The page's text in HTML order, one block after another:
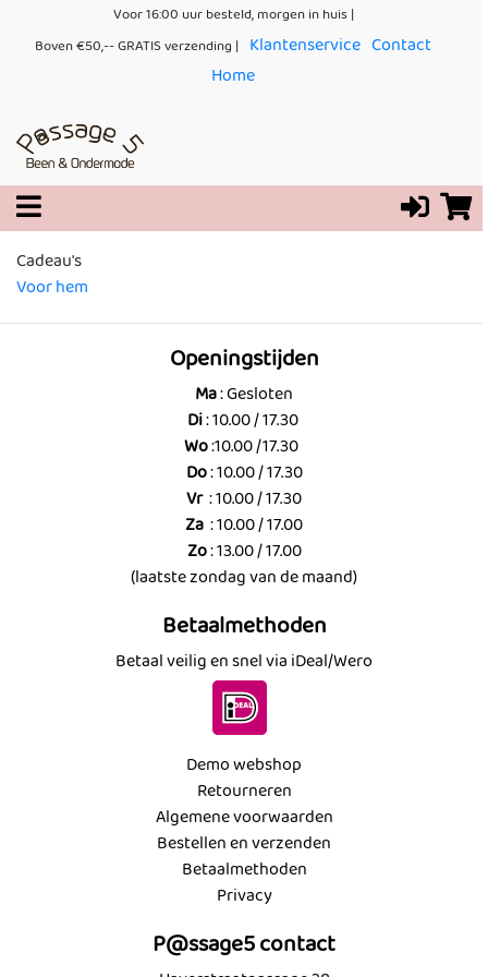
Voor 16:00 uur besteld, morgen in huis |
Boven €50,-- GRATIS verzending | Klantenservice Contact
Home
Cadeau's
Voor hem
Openingstijden
Ma: Gesloten
Di: 10.00 / 17.30
Wo:10.00 /17.30
Do: 10.00 / 17.30
Vr: 10.00 / 17.30
Za : 10.00 / 17.00
Zo: 13.00 / 17.00
(laatste zondag van de maand)
Betaalmethoden
Betaal veilig en snel via iDeal/Wero
Demo webshop
Retourneren
Algemene voorwaarden
Bestellen en verzenden
Betaalmethoden
Privacy
P@ssage5 contact